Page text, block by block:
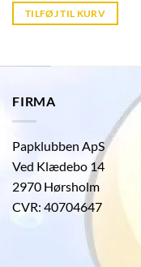
is:
kr. 39,95.
TILFØJ TIL KURV
FIRMA
Papklubben ApS
Ved Klædebo 14
2970 Hørsholm
CVR: 40704647